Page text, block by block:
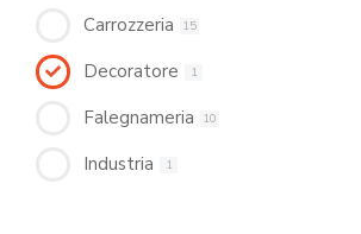
Carrozzeria 15
Decoratore 1
Falegnameria 10
Industria 1